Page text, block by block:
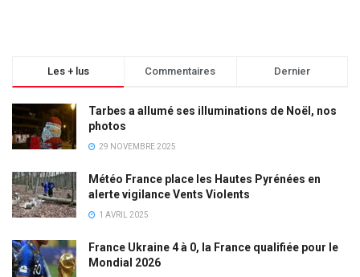
Les + lus Commentaires Dernier
Tarbes a allumé ses illuminations de Noël, nos
photos
29 NOVEMBRE 2025
Météo France place les Hautes Pyrénées en
alerte vigilance Vents Violents
1 AVRIL 2025
France Ukraine 4 à 0, la France qualifiée pour le
Mondial 2026